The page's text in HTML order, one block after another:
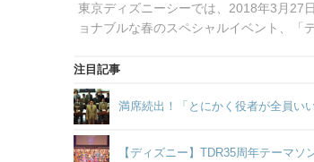
東京ディズニーシーでは、2018年3月27
ョナブルな春のスペシャルイベント、「
注目記事
満席続出！「とにかく役者が全員い
【ディズニー】TDR35周年テーマ